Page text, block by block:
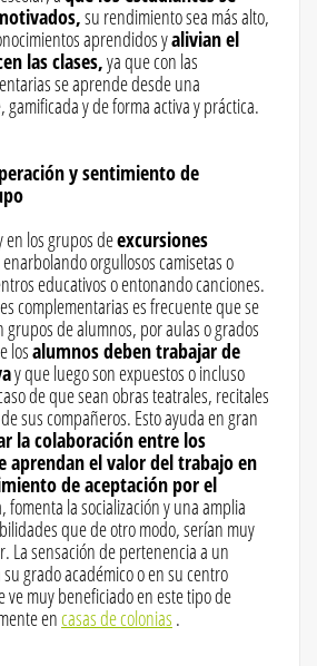
su rendimiento sea más alto,
aprendidos yalivian el
las clases,ya que con las
se aprende desde una
y de forma activa y práctica.
y sentimiento de
en los grupos deexcursiones
orgullosos camisetas o
educativos o entonando canciones.
complementarias es frecuente que se
de alumnos, por aulas o grados
losalumnos deben trabajar de
y que luego son expuestos o incluso
de que sean obras teatrales, recitales
sus compañeros. Esto ayuda en gran
la colaboración entre los
aprendan el valor del trabajo en
de aceptación por el
fomenta la socialización y una amplia
que de otro modo, serían muy
La sensación de pertenencia a un
grado académico o en su centro
ve muy beneficiado en este tipo de
encasas de colonias .